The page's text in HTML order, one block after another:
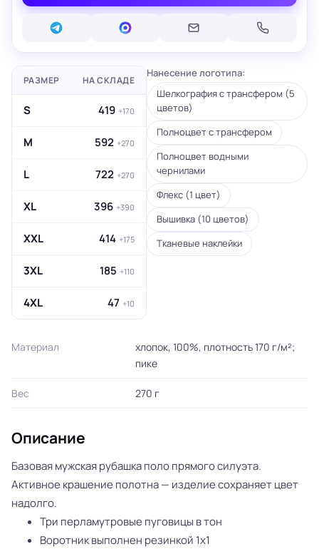
РАЗМЕР НА СКЛАДЕ
S 419 +170
M 592 +270
L 722 +270
XL 396 +390
XXL 414 +175
3XL 185 +110
4XL 47 +10
Нанесение логотипа:
Шелкография с трансфером (5
цветов)
Полноцвет с трансфером
Полноцвет водными
чернилами
Флекс (1 цвет)
Вышивка (10 цветов)
Тканевые наклейки
Материал
хлопок, 100%, плотность 170 г/м²;
пике
Вес 270 г
Описание
Базовая мужская рубашка поло прямого силуэта.
Активное крашение полотна — изделие сохраняет цвет
надолго.
Три перламутровые пуговицы в тон
Воротник выполнен резинкой 1x1